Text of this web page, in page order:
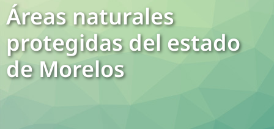
Áreas naturales
protegidas del estado
de Morelos